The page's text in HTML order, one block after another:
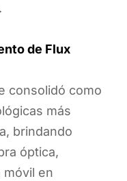
de Flux
consolidó como
más
brindando
óptica,
móvil en